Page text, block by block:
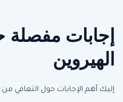
إجابات مفصلة
الهيروين
إليك أهم الإجابات حول التعافي من